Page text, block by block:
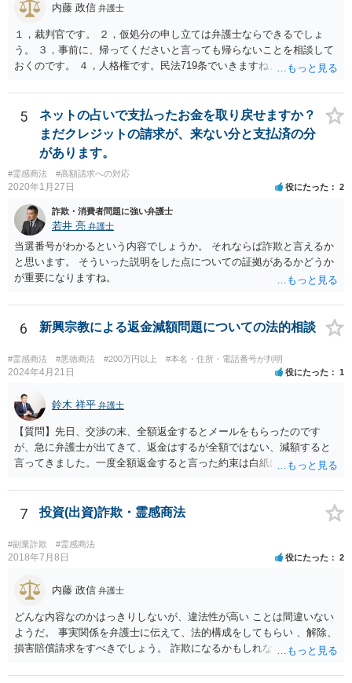
内藤 政信 弁護士
１，裁判官です。 ２，仮処分の申し立ては弁護士ならできるでしょ
う。 ３，事前に、帰ってくださいと言っても帰らないことを相談して
おくのです。 ４，人格権です。民法719条でいきますね。 これでおわ
5
ネットの占いで支払ったお金を取り戻せますか？
まだクレジットの請求が、来ない分と支払済の分
があります。
#霊感商法 #高額請求への対応
2020年1月27日 役にたった 2
詐欺・消費者問題に強い弁護士
若井 亮 弁護士
当選番号がわかるという内容でしょうか。 それならば詐欺と言えるか
と思います。 そういった説明をした点についての証拠があるかどうか
が重要になりますね。
6 新興宗教による返金減額問題についての法的相談
#霊感商法 #悪徳商法 #200万円以上 #本名・住所・電話番号が判明
2024年4月21日 役にたった 1
鈴木 祥平 弁護士
【質問】先日、交渉の末、全額返金するとメールをもらったのです
が、急に弁護士が出てきて、返金はするが全額ではない、減額すると
言ってきました。一度全額返金すると言った約束は白紙に戻ってしま
答】弁護士が出てくることによって、当初言っていたことが覆るとい
うことは、よくあることであると思います。最終的な合意が締結され
ていない以上は、交渉の途中で以前提示していた案を撤回をすること
は自由にすることができます。 法的に返金を求める請求が可能である
のかについては、お金を出した経緯などをもう少し詳細に弁護士にヒ
と思います。
7 投資(出資)詐欺・霊感商法
#副業詐欺 #霊感商法
2018年7月8日 役にたった 2
内藤 政信 弁護士
どんな内容なのかはっきりしないが、違法性が高い ことは間違いない
ようだ。 事実関係を弁護士に伝えて、法的構成をしてもらい 、解除、
損害賠償請求をすべきでしょう。 詐欺になるかもしれないですしね。
す。 費用は後回しでいいでしょう。 勝てる事案かどうかの見極めが先